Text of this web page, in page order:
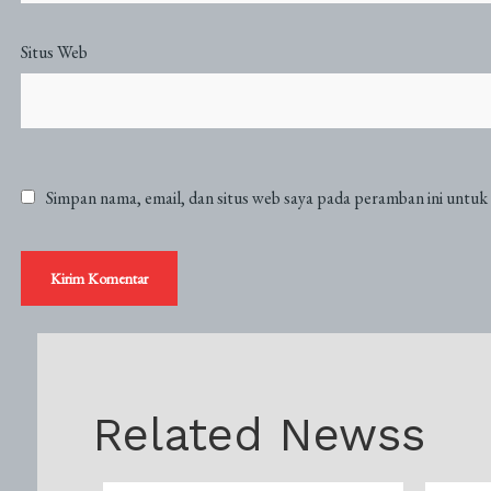
Situs Web
Simpan nama, email, dan situs web saya pada peramban ini
Related Newss